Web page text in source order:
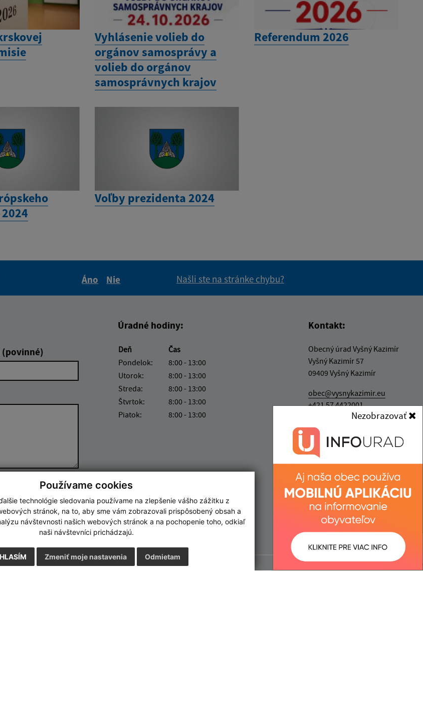
Používame cookies
technológie sledovania používame na zlepšenie vášho zážitku z
stránok, na to, aby sme vám zobrazovali prispôsobený obsah a
návštevnosti našich webových stránok a na pochopenie toho, odkiaľ
naši návštevníci prichádzajú.
Odmietam
Zmeniť moje nastavenia
Nezobrazovať
Vyhlásenie volieb do
orgánov samosprávy a
volieb do orgánov
samosprávnych krajov
Referendum 2026
Voľby prezidenta 2024
Áno
Nie
Našli ste na stránke chybu?
(povinné)
Google reCaptcha Response
Odoslať správu
Úradné hodiny:
Deň
Čas
Pondelok:
8:00 - 13:00
Utorok:
8:00 - 13:00
Streda:
8:00 - 13:00
Štvrtok:
8:00 - 13:00
Piatok:
8:00 - 13:00
Kontakt:
Obecný úrad Vyšný Kazimír
Vyšný Kazimír 57
09409 Vyšný Kazimír
obec@vysnykazimir.eu
+421 57 4422001
IČO: 00332801